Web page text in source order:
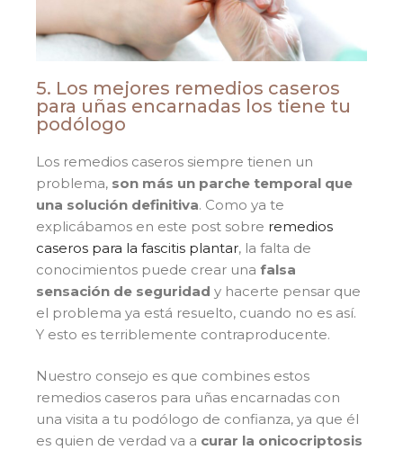
5. Los mejores remedios caseros
para uñas encarnadas los tiene tu
podólogo
Los remedios caseros siempre tienen un
problema, son más un parche temporal que
una solución definitiva. Como ya te
explicábamos en este post sobre remedios
caseros para la fascitis plantar, la falta de
conocimientos puede crear una falsa
sensación de seguridad y hacerte pensar que
el problema ya está resuelto, cuando no es así.
Y esto es terriblemente contraproducente.
Nuestro consejo es que combines estos
remedios caseros para uñas encarnadas con
una visita a tu podólogo de confianza, ya que él
es quien de verdad va a curar la onicocriptosis